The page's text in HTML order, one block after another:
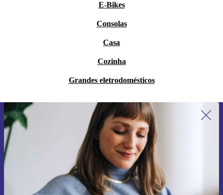
E-Bikes
Consolas
Casa
Cozinha
Grandes eletrodomésticos
Subscreve a nossa newsletter pela
primeira vez e poupa 15€!
Não percas mais nenhuma oferta.